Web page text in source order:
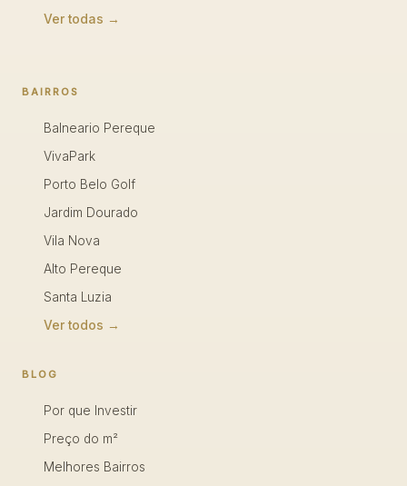
Ver todas →
BAIRROS
Balneario Pereque
VivaPark
Porto Belo Golf
Jardim Dourado
Vila Nova
Alto Pereque
Santa Luzia
Ver todos →
BLOG
Por que Investir
Preço do m²
Melhores Bairros